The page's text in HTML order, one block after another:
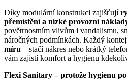
Díky modulární konstrukci zajišťují
přemístění a nízké provozní
povětrnostním vlivům i vandalismu,
náročných podmínkách. Každý
míru – stačí nákres nebo krátký
vám zajistí komfort a hygienu
Flexi Sanitary – protože hygienu